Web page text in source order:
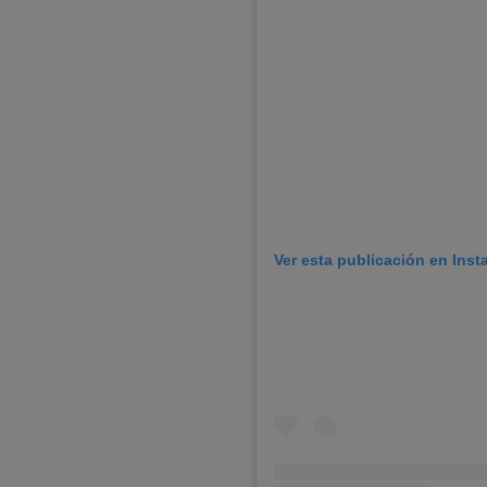
Ver esta publicación en